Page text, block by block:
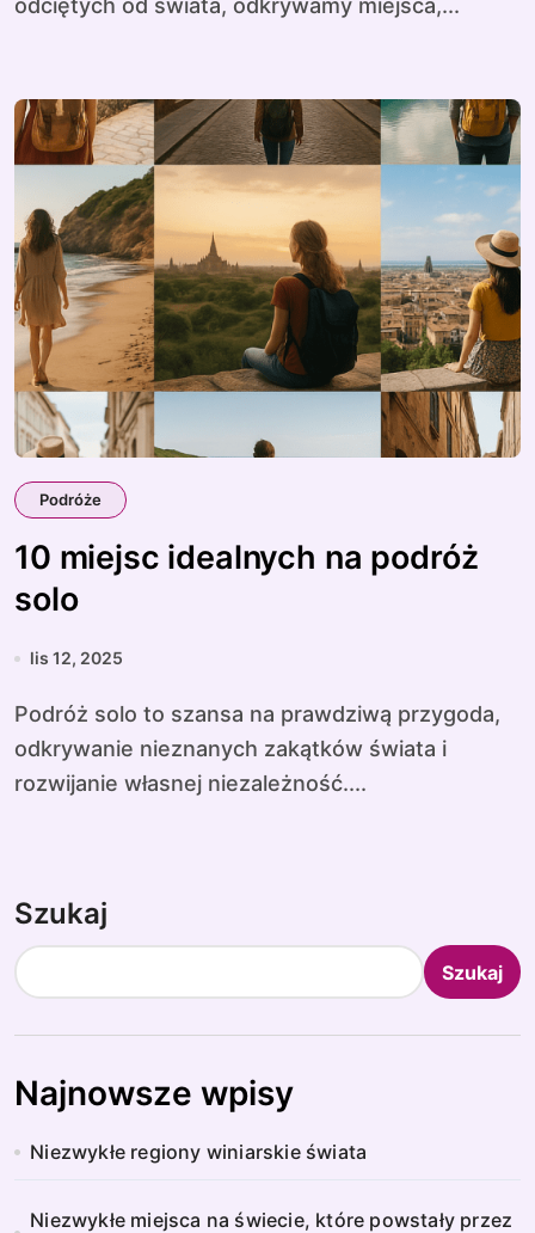
odciętych od świata, odkrywamy miejsca,...
Podróże
10 miejsc idealnych na podróż
solo
lis 12, 2025
Podróż solo to szansa na prawdziwą przygoda,
odkrywanie nieznanych zakątków świata i
rozwijanie własnej niezależność....
Szukaj
Szukaj
Najnowsze wpisy
Niezwykłe regiony winiarskie świata
Niezwykłe miejsca na świecie, które powstały przez